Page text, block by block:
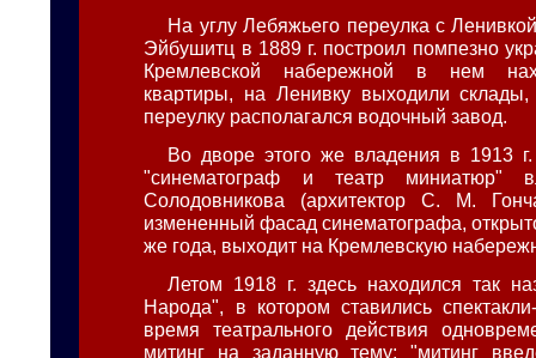
На углу Лебяжьего переулка с
Эйбушитц в 1889 г. построил помпезно
Кремлевской набережной в нем
квартиры, на Ленивку выходили
переулку располагался водочный завод.
Во дворе этого же владения в 1913
"синематограф и театр миниатюр"
Солодовникова (архитектор С. М.
измененный фасад синематографа,
же года, выходит на Кремлевскую
Летом 1918 г. здесь находился так
Народа", в котором ставились
время театрального действия
митинг на заданную тему: "митинг